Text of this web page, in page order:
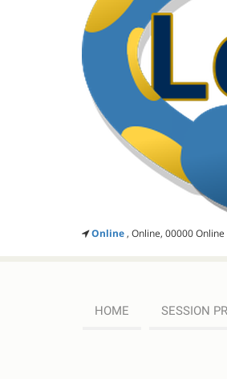
Online, Online, 00000 Online
HOME SESSION